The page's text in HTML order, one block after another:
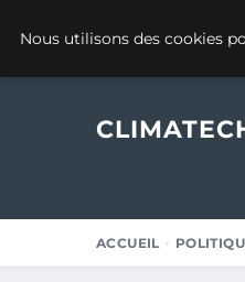
ACCUEIL
Nous utilisons des cookies